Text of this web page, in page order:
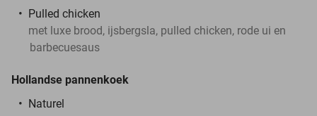
Pulled chicken
met luxe brood, ijsbergsla, pulled chicken, rode ui en
barbecuesaus
Hollandse pannenkoek
Naturel